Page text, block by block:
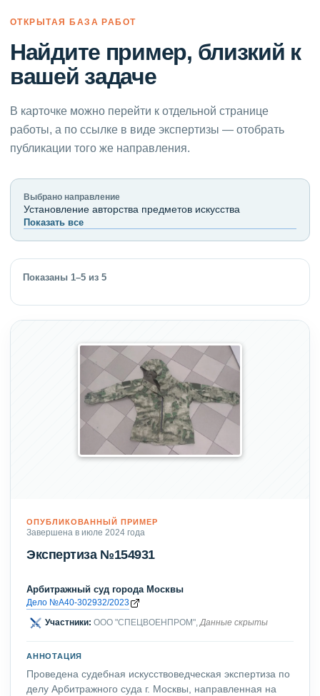
ОТКРЫТАЯ БАЗА РАБОТ
Найдите пример, близкий к
вашей задаче
В карточке можно перейти к отдельной странице
работы, а по ссылке в виде экспертизы — отобрать
публикации того же направления.
Выбрано направление
Установление авторства предметов искусства
Показать все
Показаны 1–5 из 5
ОПУБЛИКОВАННЫЙ ПРИМЕР
Завершена в июле 2024 года
Экспертиза №154931
Арбитражный суд города Москвы
Дело №А40-302932/2023
Участники: ООО "СПЕЦВОЕНПРОМ",Данные скрыты
АННОТАЦИЯ
Проведена судебная искусствоведческая экспертиза по
делу Арбитражного суда г. Москвы, направленная на